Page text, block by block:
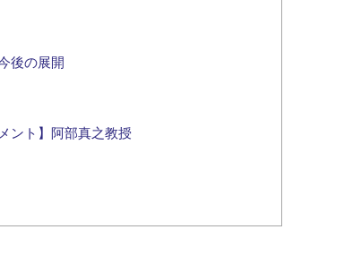
後の展開
ント】阿部真之教授